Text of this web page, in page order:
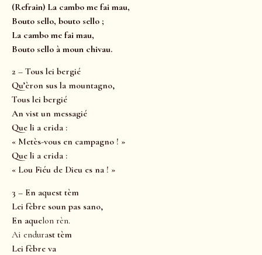
(Refrain) La cambo me fai mau,
Bouto sello, bouto sello ;
La cambo me fai mau,
Bouto sello à moun chivau.
2 – Tous lei bergié
Qu’èron sus la mountagno,
Tous lei bergié
An vist un messagié
Que li a crida :
« Metès-vous en campagno ! »
Que li a crida :
« Lou Fiéu de Dieu es na ! »
3 – En aquest tèm
Lei fèbre soun pas sano,
En aquelon rèn.
Ai endurast tèm
Lei fèbre va